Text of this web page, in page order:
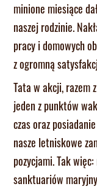
minione miesiące
naszej rodzinie.
pracy i domowych
z ogromną
Tata w akcji, razem
jeden z punktów
czas oraz
nasze letniskowe
pozycjami. Tak
sanktuariów